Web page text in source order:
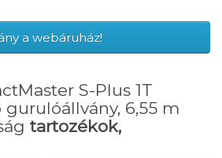
a webáruház!
S-Plus 1T
gurulóállvány, 6,55 m
tartozékok,